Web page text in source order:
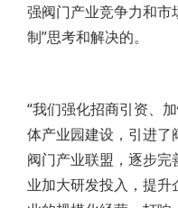
强阀门产业竞争力和市
制”思考和解决的。
“我们强化招商引资、
体产业园建设，引进了
阀门产业联盟，逐步
业加大研发投入，提